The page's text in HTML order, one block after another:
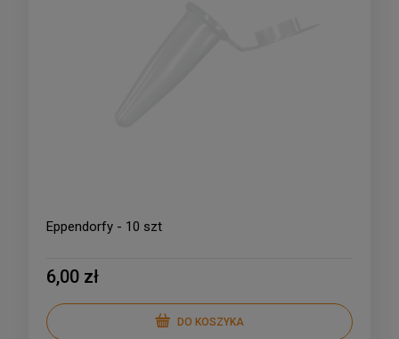
Eppendorfy - 10 szt
6,00 zł
DO KOSZYKA